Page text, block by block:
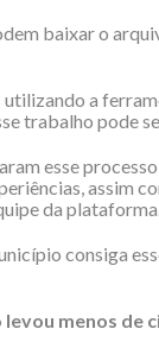
baixar o
utilizando a
trabalho pode
esse
assim
da
consiga
menos de